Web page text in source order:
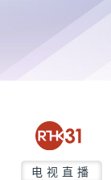
电视直播